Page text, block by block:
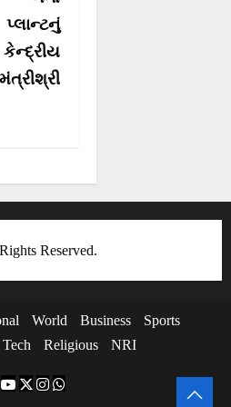
પ્લાન્ટનું
Reserved.
World Business
Sports
Tech Religious NRI
Y T I
W